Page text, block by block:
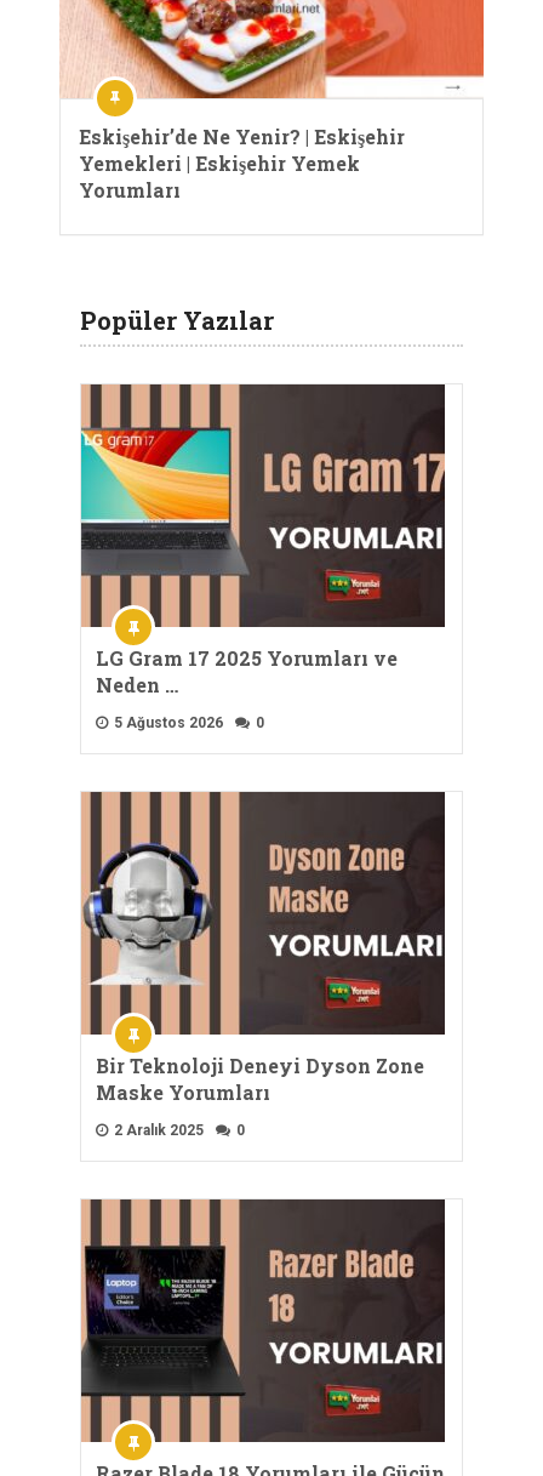
Eskişehir’de Ne Yenir? | Eskişehir
Yemekleri | Eskişehir Yemek
Yorumları
Popüler Yazılar
LG Gram 17 2025 Yorumları ve
Neden …
5 Ağustos 2026 0
Bir Teknoloji Deneyi Dyson Zone
Maske Yorumları
2 Aralık 2025 0